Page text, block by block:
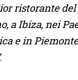
ristorante del
a Ibiza, nei
e in
.